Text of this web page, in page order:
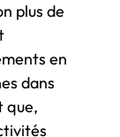
plus de
en
dans
que,